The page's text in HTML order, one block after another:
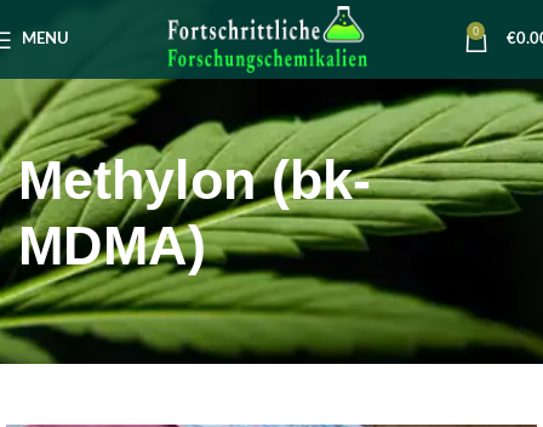
MENU
0
€
Methylon (bk-
MDMA)